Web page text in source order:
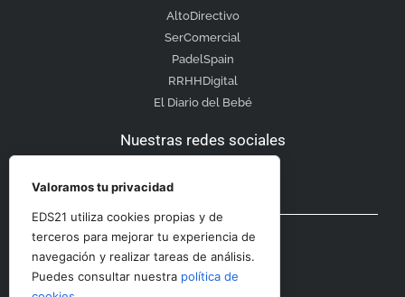
AltoDirectivo
SerComercial
PadelSpain
RRHHDigital
El Diario del Bebé
Nuestras redes sociales
Otras secciones
Contacto
Valoramos tu privacidad
EDS21 utiliza cookies propias y de
terceros para mejorar tu experiencia de
navegación y realizar tareas de análisis.
Puedes consultar nuestra política de